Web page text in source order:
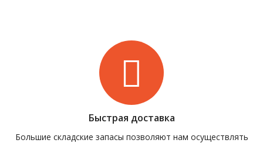
Быстрая доставка
Большие складские запасы позволяют нам осуществлять